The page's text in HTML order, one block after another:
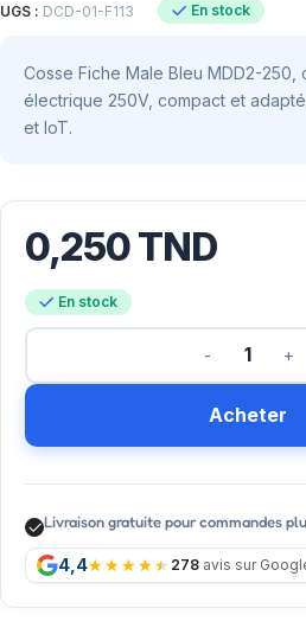
UGS : DCD-01-F113 En stock
Cosse Fiche Male Bleu MDD2-250,
électrique 250V, compact et
et IoT.
0,250TND
En stock
Acheter
Livraison gratuite pour commandes
4,4 278 avis sur